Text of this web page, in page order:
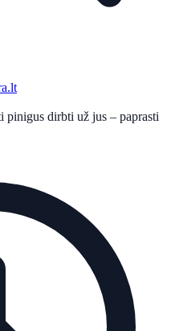
pinigus dirbti už jus – paprasti